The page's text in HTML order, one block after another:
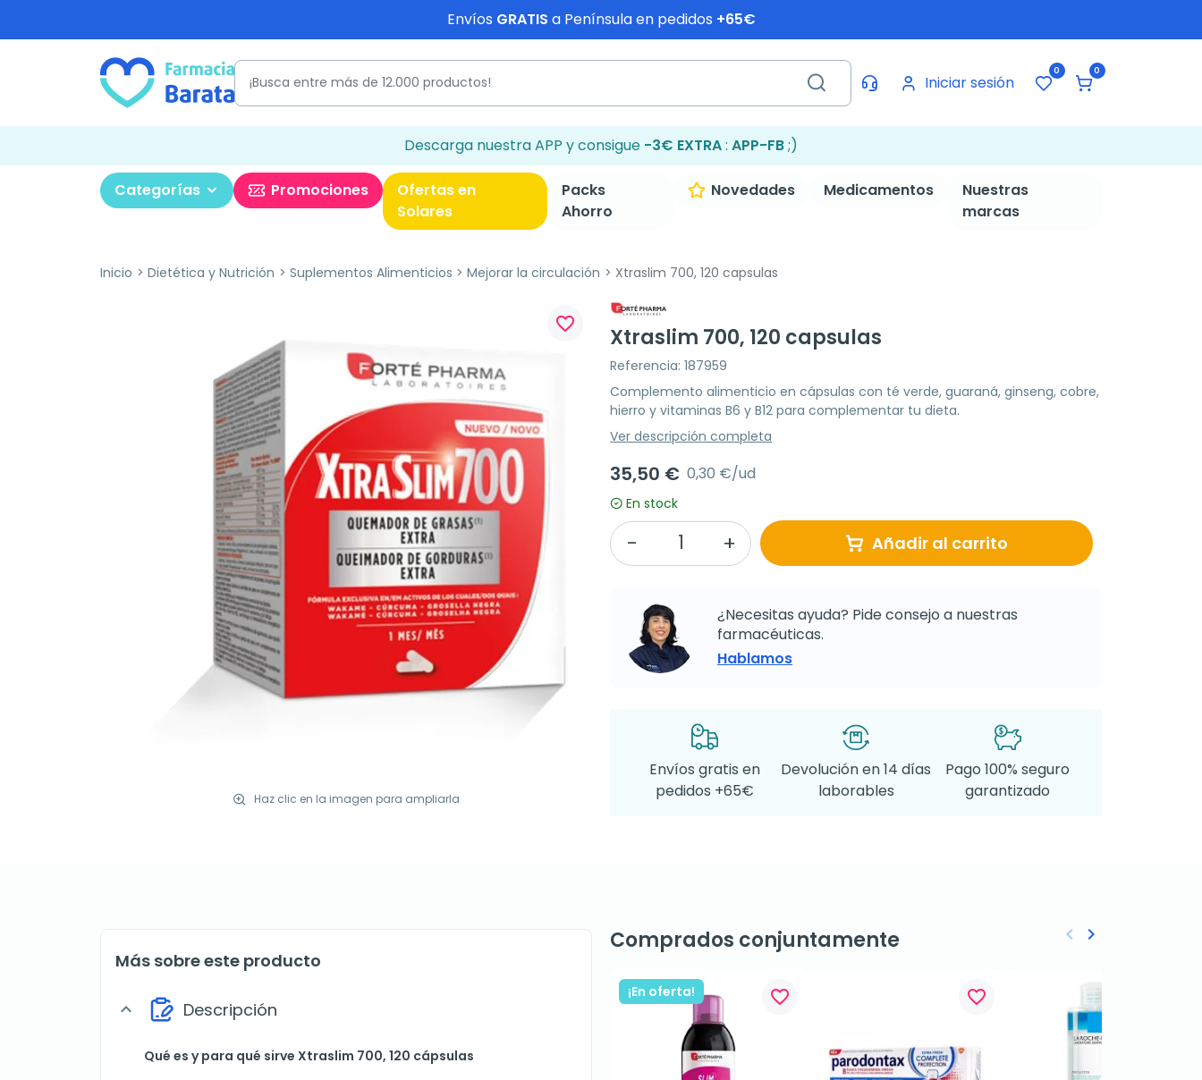
Envíos GRATIS a Península en pedidos +65€
Iniciar sesión
0 0
Descarga nuestra APP y consigue -3€ EXTRA: APP-FB;)
Categorías Promociones
Ofertas en
Solares
Packs
Ahorro
Novedades Medicamentos
Nuestras
marcas
Inicio Dietética y Nutrición Suplementos Alimenticios Mejorar la circulación Xtraslim 700, 120 capsulas
Haz clic en la imagen para ampliarla
favorite_border
Xtraslim 700, 120 capsulas
Referencia: 187959
Complemento alimenticio en cápsulas con té verde, guaraná, ginseng, cobre,
hierro y vitaminas B6 y B12 para complementar tu dieta.
Ver descripción completa
35,50 € 0,30 €/ud
En stock
Añadir al carrito
¿Necesitas ayuda? Pide consejo a nuestras
farmacéuticas.
Hablamos
Envíos gratis en
pedidos +65€
Devolución en 14 días
laborables
Pago 100% seguro
garantizado
Más sobre este producto
expand_more Descripción
Qué es y para qué sirve Xtraslim 700, 120 cápsulas
Comprados conjuntamente
¡En oferta! favorite_border favorite_border
Anterior
keyboard_arrow_left Siguiente
keyboard_arrow_right